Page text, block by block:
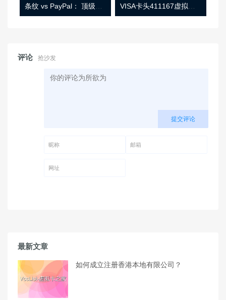
条纹 vs PayPal： 顶级功能， 定价 （和更多！ VISA卡头411167虚拟卡基础信息
评论 抢沙发
提交评论
最新文章
如何成立注册香港本地有限公司？